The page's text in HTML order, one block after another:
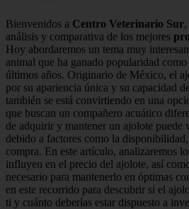
Bienvenidos a Centro Veterinario Sur
análisis y comparativa de los mejores
Hoy abordaremos un tema muy
animal que ha ganado popularidad
últimos años. Originario de México, el
por su apariencia única y su capacidad
también se está convirtiendo en una
que buscan un compañero acuático
de adquirir y mantener un ajolote puede
debido a factores como la
compra. En este artículo, analizaremos
influyen en el precio del ajolote, así
necesario para mantenerlo en óptimas
en este recorrido para descubrir si el
ti y cuánto deberías estar dispuesto a